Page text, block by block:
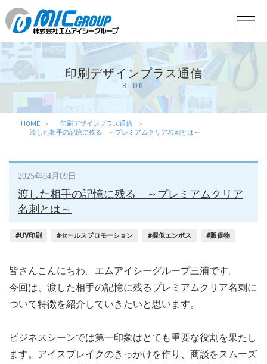
印刷デザインプラス通信
BLOG
HOME
印刷デザインプラス通信
渡した相手の記憶に残る ～プレミアムクリア名刺とは～
2025年04月09日
渡した相手の記憶に残る ～プレミアムクリア
名刺とは～
#UV印刷 #セールスプロモーション #擬似エンボス #販促物
皆さんこんにちわ。エムアイシーグループ三浦です。
今回は、渡した相手の記憶に残るプレミアムクリア名刺に
ついて特徴を紹介していきたいと思います。
ビジネスシーンでは第一印象はとても重要な役割を果たし
ます。アイスブレイクのきっかけを作り、商談をスムーズ